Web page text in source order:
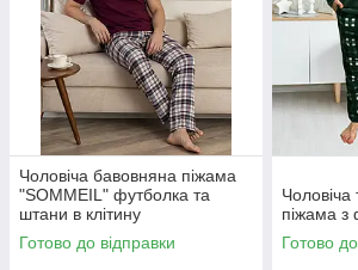
Чоловіча бавовняна піжама
"SOMMEIL" футболка та
штани в клітину
Готово до відправки
піжама з
Готово